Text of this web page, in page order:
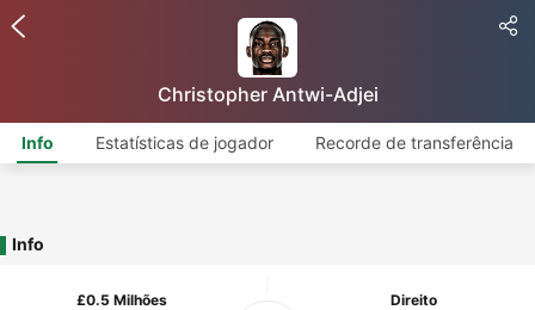
Christopher Antwi-Adjei
Info Estatísticas de jogador Recorde de transferência
Info
£0.5 Milhões Direito